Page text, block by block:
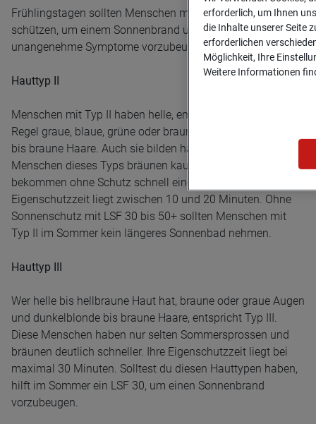
Frühlingstagen sollten Menschen mit Hauttyp I ihre Haut
schützen, um einem Sonnenbrand und dessen
unangenehme Symptome vorzubeugen.
Hauttyp II
Menschen mit Typ II haben helle, empfindliche Haut, in der
Regel graue, blaue, grüne oder braune Augen und blonde
bis braune Haare. Auch sie bilden häufig Sommersprossen.
Menschen dieses Typs bräunen kaum bis mäßig. Auch sie
bekommen ohne Schutz schnell einen Sonnenbrand. Die
Eigenschutzzeit liegt zwischen 10 und 20 Minuten. Ohne
Sonnenschutz mit LSF 30 bis 50+ sollten Menschen mit
Typ II im Sommer kein längeres Sonnenbad nehmen.
Hauttyp III
Wer helle bis hellbraune Haut hat, braune oder graue Augen
und dunkelblonde bis braune Haare, entspricht Typ III.
Diese Menschen haben nur selten Sommersprossen und
bräunen deutlich schneller. Ihre Eigenschutzzeit liegt bei
maximal 30 Minuten. Solltest du diesen Hauttypen haben,
hilft im Sommer ein LSF 30, um einen Sonnenbrand
vorzubeugen.
erforderlich, um Ihnen
die Inhalte unserer Seite
erforderlichen
Möglichkeit, Ihre
Weitere Informationen